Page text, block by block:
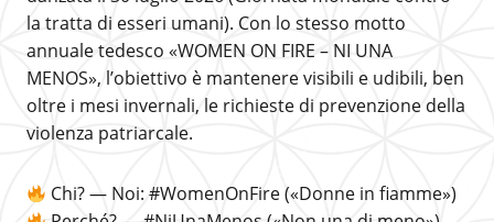
la tratta di esseri umani). Con lo stesso motto
annuale tedesco «WOMEN ON FIRE – NI UNA
MENOS», l’obiettivo è mantenere visibili e udibili, ben
oltre i mesi invernali, le richieste di prevenzione della
violenza patriarcale.
Chi? — Noi: #WomenOnFire («Donne in fiamme»)